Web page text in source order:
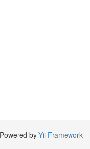
Powered by Yii Framework